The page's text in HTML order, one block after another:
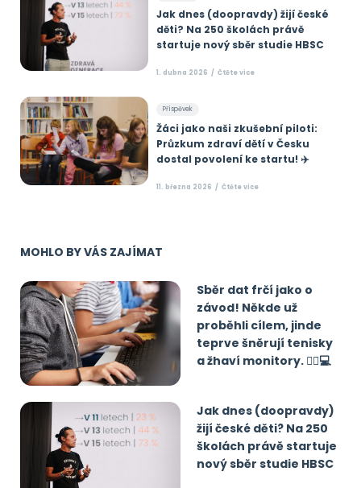
Jak dnes (doopravdy) žijí české
děti? Na 250 školách právě
startuje nový sběr studie HBSC
1. dubna 2026 Čtěte více
Příspěvek
Žáci jako naši zkušební piloti:
Průzkum zdraví dětí v Česku
dostal povolení ke startu! ✈️
11. března 2026 Čtěte více
MOHLO BY VÁS ZAJÍMAT
Sběr dat frčí jako o
závod! Někde už
proběhli cílem, jinde
teprve šněrují tenisky
a žhaví monitory. 🏃‍♂️💻
Jak dnes (doopravdy)
žijí české děti? Na 250
školách právě startuje
nový sběr studie HBSC